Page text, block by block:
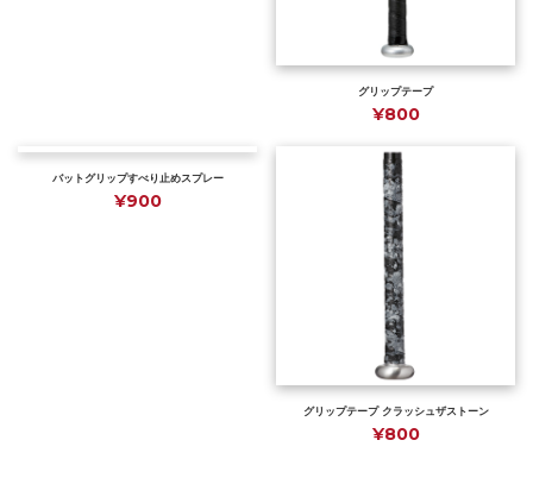
グリップテープ
¥800
バットグリップすべり止めスプレー
¥900
グリップテープ クラッシュザストーン
¥800